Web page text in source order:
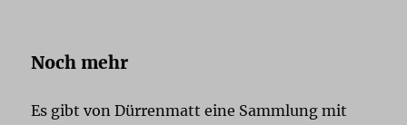
Noch mehr
Es gibt von Dürrenmatt eine Sammlung mit